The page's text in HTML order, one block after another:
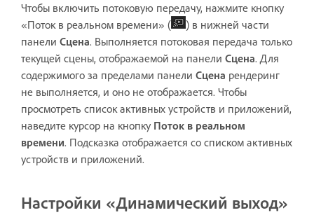
Чтобы включить потоковую передачу, нажмите кнопку
«Поток в реальном времени» (
) в нижней части
панели Сцена. Выполняется потоковая передача только
текущей сцены, отображаемой на панели Сцена. Для
содержимого за пределами панели Сцена рендеринг
не выполняется, и оно не отображается. Чтобы
просмотреть список активных устройств и приложений,
наведите курсор на кнопку Поток в реальном
времени. Подсказка отображается со списком активных
устройств и приложений.
Настройки «Динамический выход»